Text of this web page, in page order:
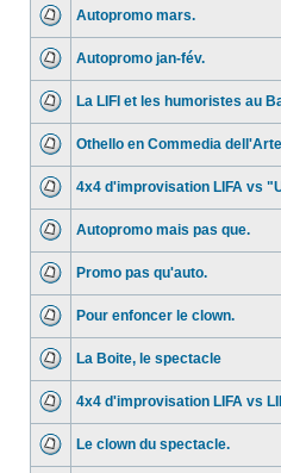
Autopromo mars.
Autopromo jan-fév.
La LIFI et les humoristes au
Othello en Commedia dell'Arte
4x4 d'improvisation LIFA vs
Autopromo mais pas que.
Promo pas qu'auto.
Pour enfoncer le clown.
La Boite, le spectacle
4x4 d'improvisation LIFA vs
Le clown du spectacle.